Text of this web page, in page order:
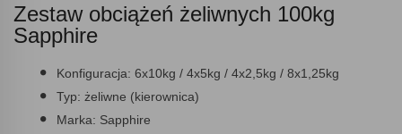
Zestaw obciążeń żeliwnych 100kg
Sapphire
Konfiguracja: 6x10kg / 4x5kg / 4x2,5kg / 8x1,25kg
Typ: żeliwne (kierownica)
Marka: Sapphire